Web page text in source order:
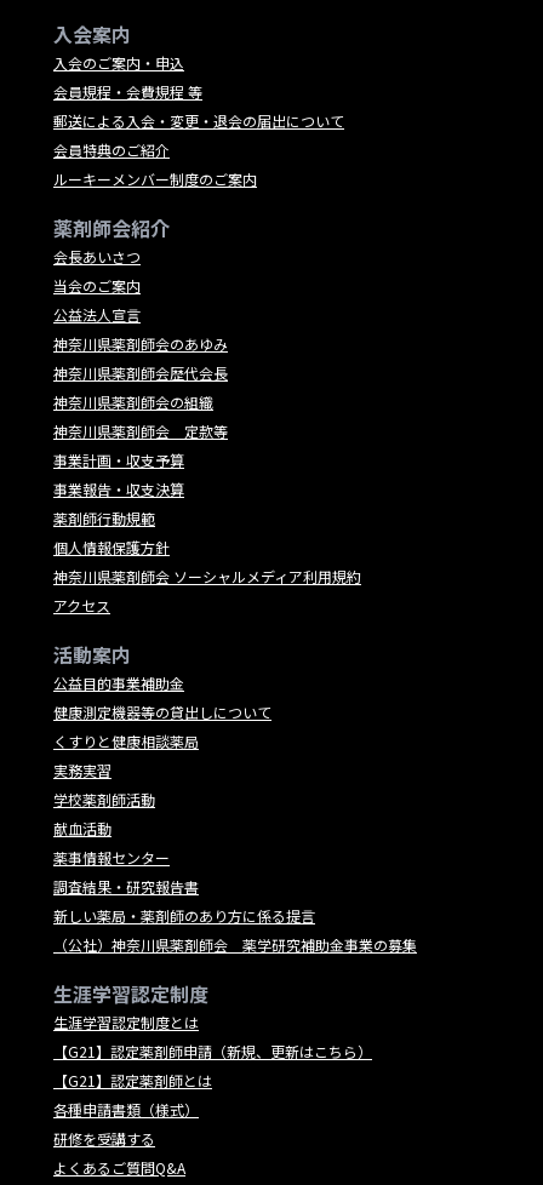
入会案内
入会のご案内・申込
会員規程・会費規程 等
郵送による入会・変更・退会の届出について
会員特典のご紹介
ルーキーメンバー制度のご案内
薬剤師会紹介
会長あいさつ
当会のご案内
公益法人宣言
神奈川県薬剤師会のあゆみ
神奈川県薬剤師会歴代会長
神奈川県薬剤師会の組織
神奈川県薬剤師会 定款等
事業計画・収支予算
事業報告・収支決算
薬剤師行動規範
個人情報保護方針
神奈川県薬剤師会 ソーシャルメディア利用規約
アクセス
活動案内
公益目的事業補助金
健康測定機器等の貸出しについて
くすりと健康相談薬局
実務実習
学校薬剤師活動
献血活動
薬事情報センター
調査結果・研究報告書
新しい薬局・薬剤師のあり方に係る提言
（公社）神奈川県薬剤師会 薬学研究補助金事業の募集
生涯学習認定制度
生涯学習認定制度とは
【G21】認定薬剤師申請（新規、更新はこちら）
【G21】認定薬剤師とは
各種申請書類（様式）
研修を受講する
よくあるご質問Q&A